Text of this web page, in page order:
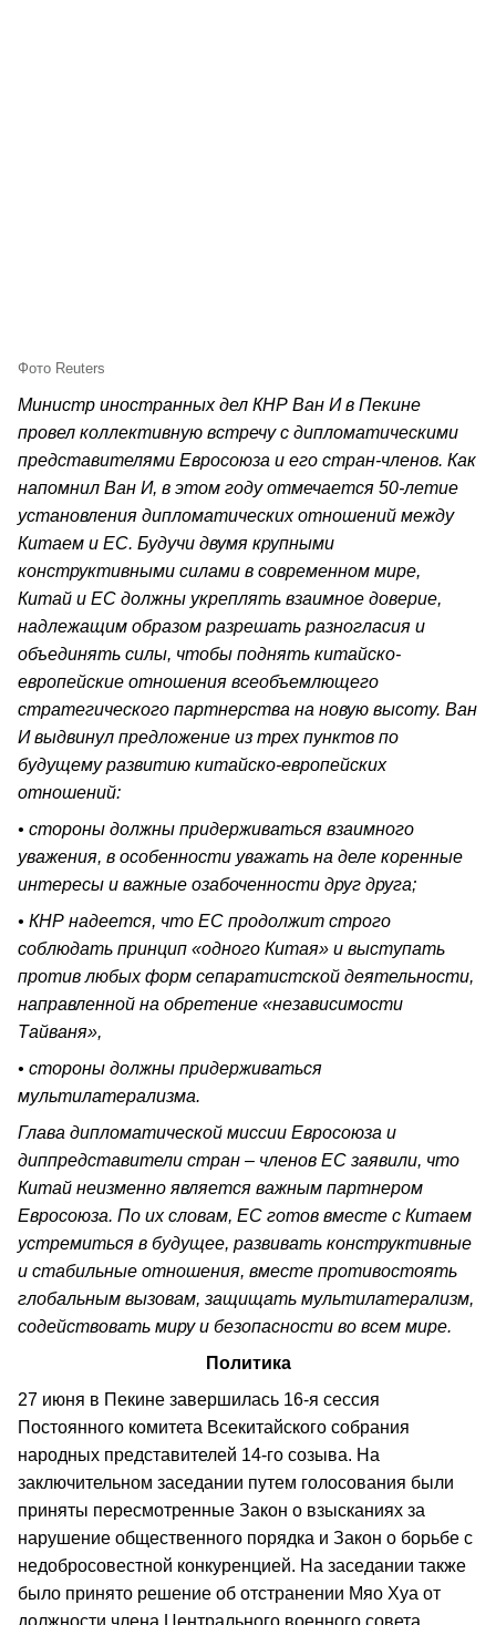
Фото Reuters
Министр иностранных дел КНР Ван И в Пекине
провел коллективную встречу с дипломатическими
представителями Евросоюза и его стран-членов. Как
напомнил Ван И, в этом году отмечается 50-летие
установления дипломатических отношений между
Китаем и ЕС. Будучи двумя крупными
конструктивными силами в современном мире,
Китай и ЕС должны укреплять взаимное доверие,
надлежащим образом разрешать разногласия и
объединять силы, чтобы поднять китайско-
европейские отношения всеобъемлющего
стратегического партнерства на новую высоту. Ван
И выдвинул предложение из трех пунктов по
будущему развитию китайско-европейских
отношений:
• стороны должны придерживаться взаимного
уважения, в особенности уважать на деле коренные
интересы и важные озабоченности друг друга;
• КНР надеется, что ЕС продолжит строго
соблюдать принцип «одного Китая» и выступать
против любых форм сепаратистской деятельности,
направленной на обретение «независимости
Тайваня»,
• стороны должны придерживаться
мультилатерализма.
Глава дипломатической миссии Евросоюза и
диппредставители стран – членов ЕС заявили, что
Китай неизменно является важным партнером
Евросоюза. По их словам, ЕС готов вместе с Китаем
устремиться в будущее, развивать конструктивные
и стабильные отношения, вместе противостоять
глобальным вызовам, защищать мультилатерализм,
содействовать миру и безопасности во всем мире.
Политика
27 июня в Пекине завершилась 16-я сессия
Постоянного комитета Всекитайского собрания
народных представителей 14-го созыва. На
заключительном заседании путем голосования были
приняты пересмотренные Закон о взысканиях за
нарушение общественного порядка и Закон о борьбе с
недобросовестной конкуренцией. На заседании также
было принято решение об отстранении Мяо Хуа от